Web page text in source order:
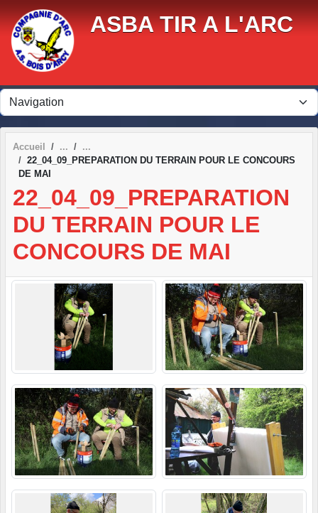
ASBA TIR A L'ARC
Accueil
22_04_09_PREPARATION DU TERRAIN POUR LE CONCOURS
DE MAI
22_04_09_PREPARATION
DU TERRAIN POUR LE
CONCOURS DE MAI
Panneau de gestion des cookies